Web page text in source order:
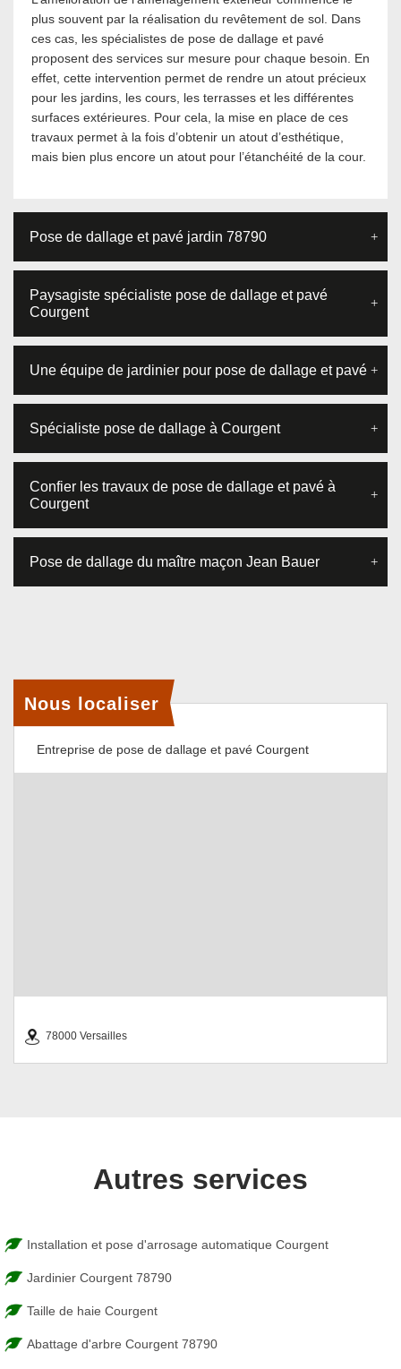
plus souvent par la réalisation du revêtement de sol. Dans
ces cas, les spécialistes de pose de dallage et pavé
proposent des services sur mesure pour chaque besoin. En
effet, cette intervention permet de rendre un atout précieux
pour les jardins, les cours, les terrasses et les différentes
surfaces extérieures. Pour cela, la mise en place de ces
travaux permet à la fois d’obtenir un atout d’esthétique,
mais bien plus encore un atout pour l’étanchéité de la cour.
Pose de dallage et pavé jardin 78790
Paysagiste spécialiste pose de dallage et pavé
Courgent
Une équipe de jardinier pour pose de dallage et pavé
Spécialiste pose de dallage à Courgent
Confier les travaux de pose de dallage et pavé à
Courgent
Pose de dallage du maître maçon Jean Bauer
Nous localiser
Entreprise de pose de dallage et pavé Courgent
78000 Versailles
Autres services
Installation et pose d'arrosage automatique Courgent
Jardinier Courgent 78790
Taille de haie Courgent
Abattage d'arbre Courgent 78790